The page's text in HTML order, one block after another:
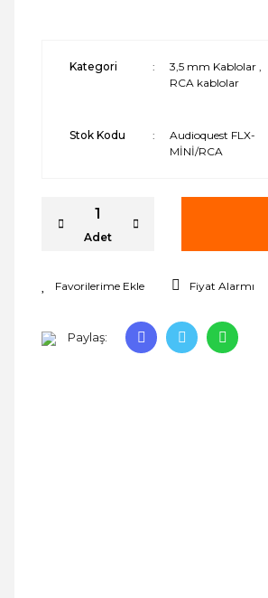
Kategori 3,5 mm Kablolar ,
RCA kablolar
Stok Kodu
Audioquest FLX-
MİNİ/RCA
Adet
Fiyat Alarmı
Paylaş: